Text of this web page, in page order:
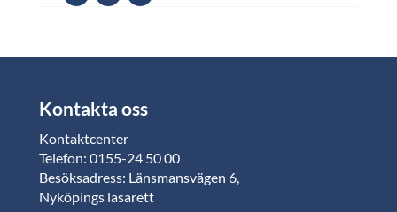
Kontakta oss
Kontaktcenter
Telefon: 0155-24 50 00
Besöksadress: Länsmansvägen 6,
Nyköpings lasarett